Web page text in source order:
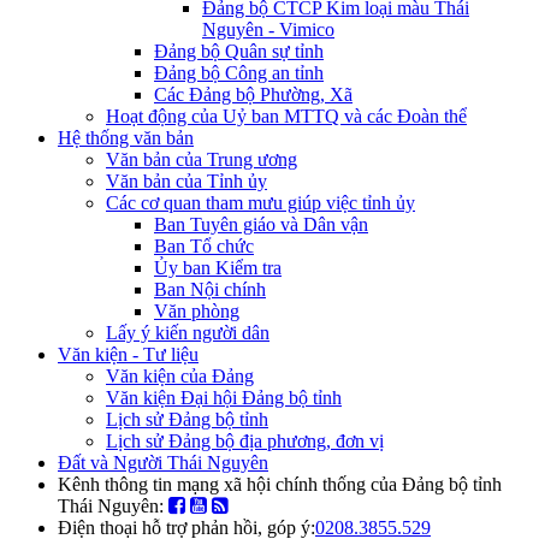
Đảng bộ CTCP Kim loại màu Thái
Nguyên - Vimico
Đảng bộ Quân sự tỉnh
Đảng bộ Công an tỉnh
Các Đảng bộ Phường, Xã
Hoạt động của Uỷ ban MTTQ và các Đoàn thể
Hệ thống văn bản
Văn bản của Trung ương
Văn bản của Tỉnh ủy
Các cơ quan tham mưu giúp việc tỉnh ủy
Ban Tuyên giáo và Dân vận
Ban Tổ chức
Ủy ban Kiểm tra
Ban Nội chính
Văn phòng
Lấy ý kiến người dân
Văn kiện - Tư liệu
Văn kiện của Đảng
Văn kiện Đại hội Đảng bộ tỉnh
Lịch sử Đảng bộ tỉnh
Lịch sử Đảng bộ địa phương, đơn vị
Đất và Người Thái Nguyên
Kênh thông tin mạng xã hội chính thống của Đảng bộ tỉnh
Thái Nguyên:
Điện thoại hỗ trợ phản hồi, góp ý:0208.3855.529